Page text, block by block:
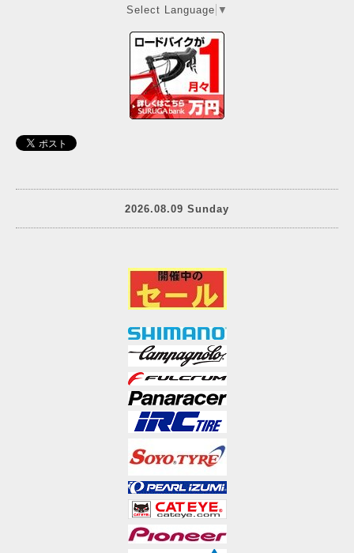
Select Language ▼
2026.08.09 Sunday